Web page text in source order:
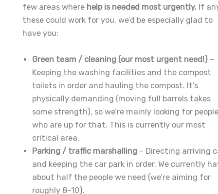
few areas where help is needed most urgently. If
these could work for you, we’d be especially glad to
have you:
Green team / cleaning (our most urgent need!) –
Keeping the washing facilities and the compost
toilets in order and hauling the compost. It’s
physically demanding (moving full barrels takes
some strength), so we’re mainly looking for
who are up for that. This is currently our most
critical area.
Parking / traffic marshalling – Directing arriving
and keeping the car park in order. We currently
about half the people we need (we’re aiming for
roughly 8–10).